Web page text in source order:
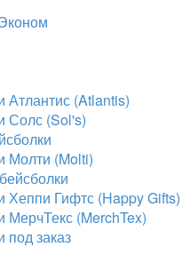
Атлантис (Atlantis)
Солс (Sol's)
Молти (Molti)
Хеппи Гифтс (Happy Gifts)
МерчТекс (MerchTex)
под заказ